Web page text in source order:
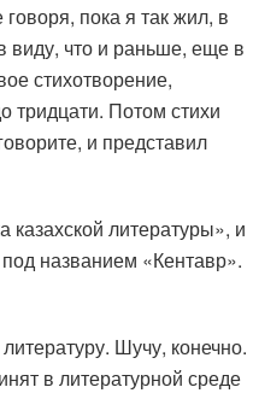
пока я так жил, в
виду, что и раньше, еще в
стихотворение,
тридцати. Потом стихи
и представил
литературы», и
названием «Кентавр».
Шучу, конечно.
в литературной среде